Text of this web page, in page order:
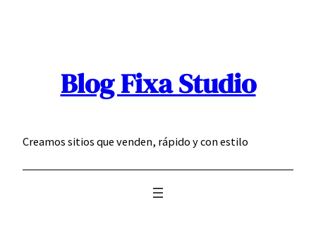
Blog Fixa Studio
Creamos sitios que venden, rápido y con estilo